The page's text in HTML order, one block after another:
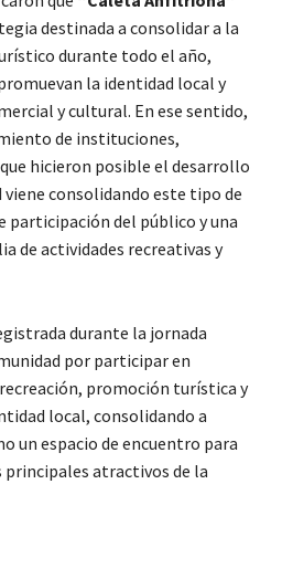
destinada a consolidar a la
durante todo el año,
la identidad local y
y cultural. En ese sentido,
de instituciones,
hicieron posible el desarrollo
viene consolidando este tipo de
participación del público y una
de actividades recreativas y
durante la jornada
por participar en
promoción turística y
local, consolidando a
un espacio de encuentro para
atractivos de la